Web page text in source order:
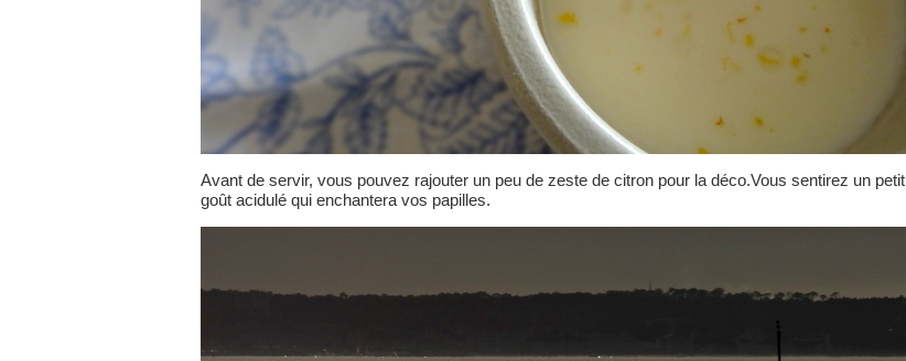
Avant de servir, vous pouvez rajouter un peu de zeste de citron pour la déco.Vous sentirez un petit
goût acidulé qui enchantera vos papilles.